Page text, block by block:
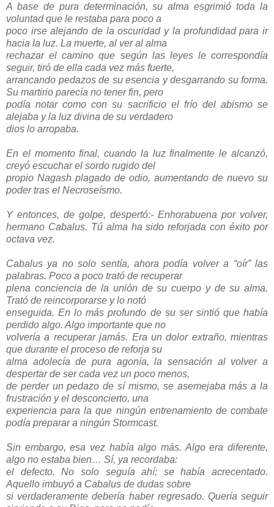
A base de pura determinación, su alma esgrimió toda la
voluntad que le restaba para poco a
poco irse alejando de la oscuridad y la profundidad para ir
hacia la luz. La muerte, al ver al alma
rechazar el camino que según las leyes le correspondía
seguir, tiró de ella cada vez más fuerte,
arrancando pedazos de su esencia y desgarrando su forma.
Su martirio parecía no tener fin, pero
podía notar como con su sacrificio el frío del abismo se
alejaba y la luz divina de su verdadero
dios lo arropaba.
En el momento final, cuando la luz finalmente le alcanzó,
creyó escuchar el sordo rugido del
propio Nagash plagado de odio, aumentando de nuevo su
poder tras el Necroseísmo.
Y entonces, de golpe, despertó:- Enhorabuena por volver,
hermano Cabalus. Tú alma ha sido reforjada con éxito por
octava vez.
Cabalus ya no solo sentía, ahora podía volver a “oír” las
palabras. Poco a poco trató de recuperar
plena conciencia de la unión de su cuerpo y de su alma.
Trató de reincorporarse y lo notó
enseguida. En lo más profundo de su ser sintió que había
perdido algo. Algo importante que no
volvería a recuperar jamás. Era un dolor extraño, mientras
que durante el proceso de reforja su
alma adolecía de pura agonía, la sensación al volver a
despertar de ser cada vez un poco menos,
de perder un pedazo de sí mismo, se asemejaba más a la
frustración y el desconcierto, una
experiencia para la que ningún entrenamiento de combate
podía preparar a ningún Stormcast.
Sin embargo, esa vez había algo más. Algo era diferente,
algo no estaba bien… Sí, ya recordaba:
el defecto. No solo seguía ahí; se había acrecentado.
Aquello imbuyó a Cabalus de dudas sobre
si verdaderamente debería haber regresado. Quería seguir